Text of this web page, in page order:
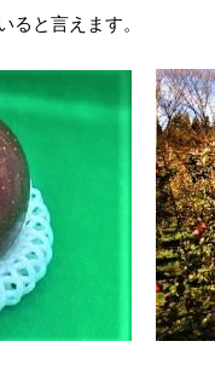
ると言えます。